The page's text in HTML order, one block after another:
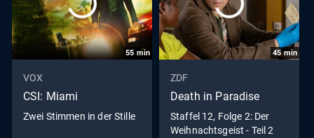
55 min
VOX
CSI: Miami
Zwei Stimmen in der Stille
45min
ZDF
Death in Paradise
Staffel 12, Folge 2: Der
Weihnachtsgeist - Teil 2